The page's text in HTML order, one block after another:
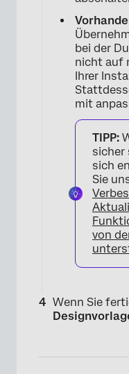
bei der
nicht auf
Ihrer
mit
TIPP:
sicher
sich
Sie
von
Wenn Sie